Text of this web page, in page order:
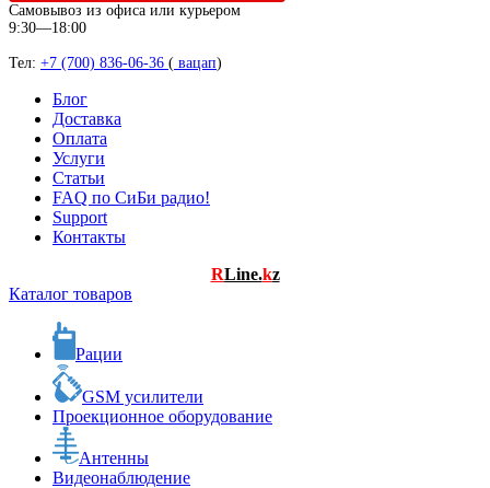
Самовывоз из офиса или курьером
9:30—18:00
Тел: +7 (700) 836-06-36 ( вацап)
Блог
Доставка
Оплата
Услуги
Статьи
FAQ по СиБи радио!
Support
Контакты
RLine.kz
Каталог товаров
Рации
GSM усилители
Проекционное оборудование
Антенны
Видеонаблюдение